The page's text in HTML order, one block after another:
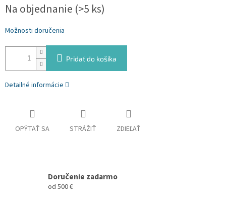
cena:
Na objednanie (>5 ks)
Možnosti doručenia
Pridať do košíka
Detailné informácie
OPÝTAŤ SA STRÁŽIŤ ZDIEĽAŤ
Doručenie zadarmo
od 500 €